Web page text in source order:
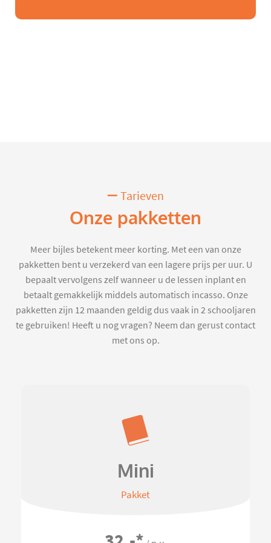
Tarieven
Onze pakketten
Meer bijles betekent meer korting. Met een van onze
pakketten bent u verzekerd van een lagere prijs per uur. U
bepaalt vervolgens zelf wanneer u de lessen inplant en
betaalt gemakkelijk middels automatisch incasso. Onze
pakketten zijn 12 maanden geldig dus vaak in 2 schooljaren
te gebruiken! Heeft u nog vragen? Neem dan gerust contact
met ons op.
Mini
Pakket